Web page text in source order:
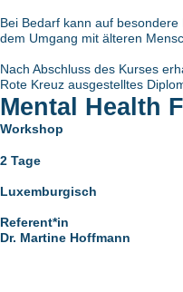
Bei Bedarf kann auf
dem Umgang mit älteren
Nach Abschluss des Kurses
Rote Kreuz ausgestelltes
Mental Health
Workshop
2 Tage
Luxemburgisch
Referent*in
Dr. Martine Hoffmann